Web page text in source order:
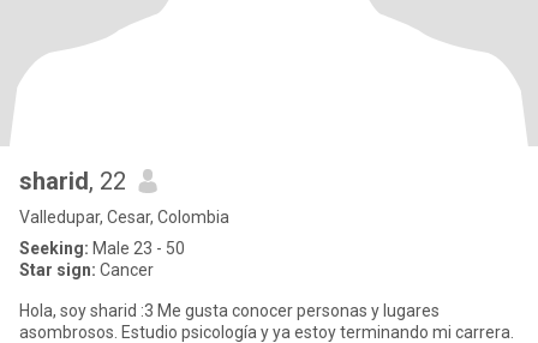
sharid, 22
Valledupar, Cesar, Colombia
Seeking: Male 23 - 50
Star sign: Cancer
Hola, soy sharid :3 Me gusta conocer personas y lugares
asombrosos. Estudio psicología y ya estoy terminando mi carrera.